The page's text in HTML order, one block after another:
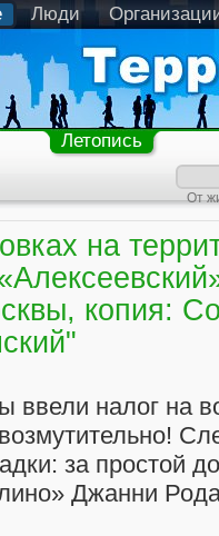
Люди
Летопись
От
на
копия:
налог на
за простой
Джанни